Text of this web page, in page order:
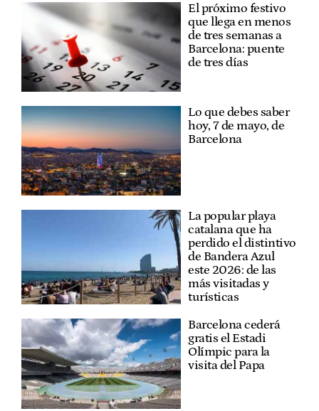
El próximo festivo
que llega en menos
de tres semanas a
Barcelona: puente
de tres días
Lo que debes saber
hoy, 7 de mayo, de
Barcelona
La popular playa
catalana que ha
perdido el distintivo
de Bandera Azul
este 2026: de las
más visitadas y
turísticas
Barcelona cederá
gratis el Estadi
Olímpic para la
visita del Papa